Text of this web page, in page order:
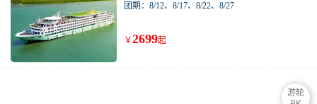
团期：8/12、8/17、8/22、8/27
￥2699起
游轮